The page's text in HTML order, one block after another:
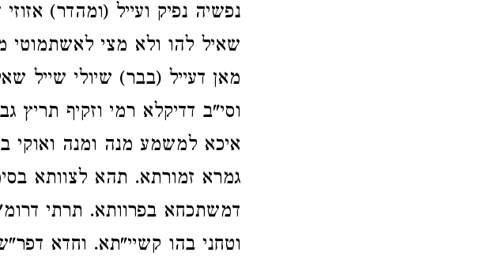
נפשיה נפיק ועייל (ומהדר)
שאיל להו ולא מצי לאשתמוטי
מאן דעייל (בבר) שיולי שייל
וסי"ב דדיקלא רמי וזקיף תריץ
איכא למשמע מנה ומנה ואוקי
גמרא זמורתא. תהא לצוותא
דמשתכחא בפרוותא. תרתי
וטחני בהו קשיי"תא. וחדא